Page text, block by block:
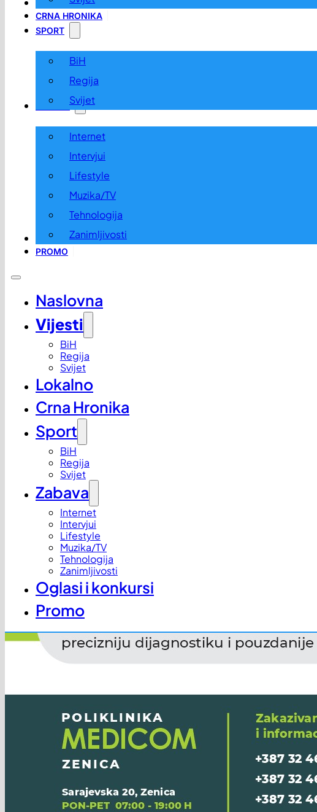
LOKALNO
CRNA HRONIKA
SPORT
BiH
Regija
Svijet
ZABAVA
Internet
Intervjui
Lifestyle
Muzika/TV
Tehnologija
Zanimljivosti
OGLASI I KONKURSI
PROMO
Naslovna
Vijesti
BiH
Regija
Svijet
Lokalno
Crna Hronika
Sport
BiH
Regija
Svijet
Zabava
Internet
Intervjui
Lifestyle
Muzika/TV
Tehnologija
Zanimljivosti
Oglasi i konkursi
Promo